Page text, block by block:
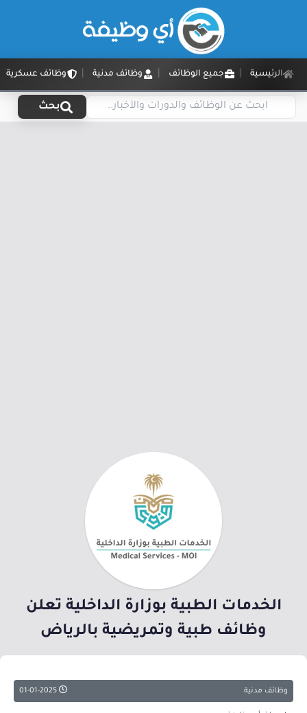
الرئيسية جميع الوظائف وظائف مدنية وظائف عسكرية
بحث
الخدمات الطبية بوزارة الداخلية تعلن
وظائف طبية وتمريضية بالرياض
وظائف مدنية